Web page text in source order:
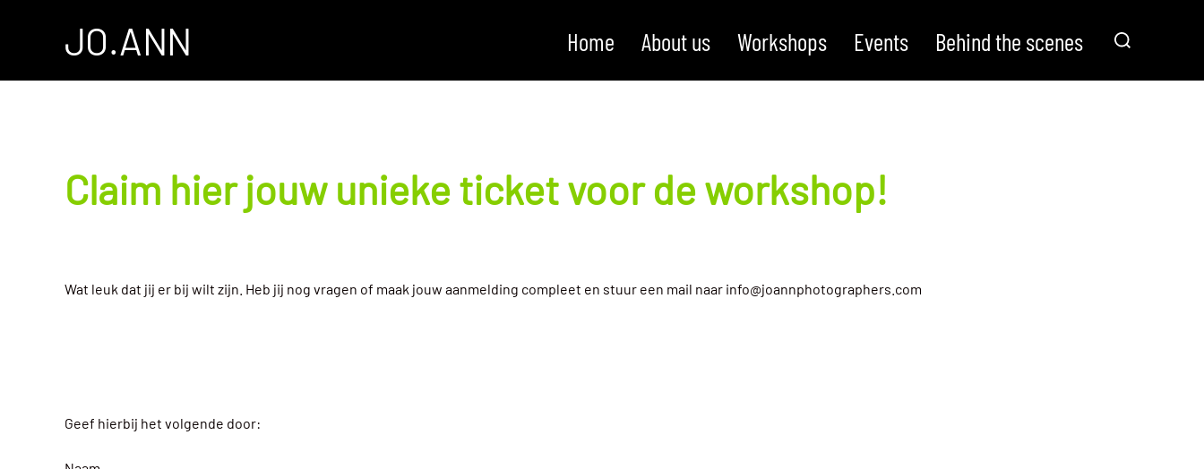
inhoud
JO.ANN Home About us Workshops Events Behind the scenes
Zoek
naar:
Claim hier jouw unieke ticket voor de workshop!
Wat leuk dat jij er bij wilt zijn. Heb jij nog vragen of maak jouw aanmelding compleet en stuur een mail naar info@joannphotographers.com
Geef hierbij het volgende door: